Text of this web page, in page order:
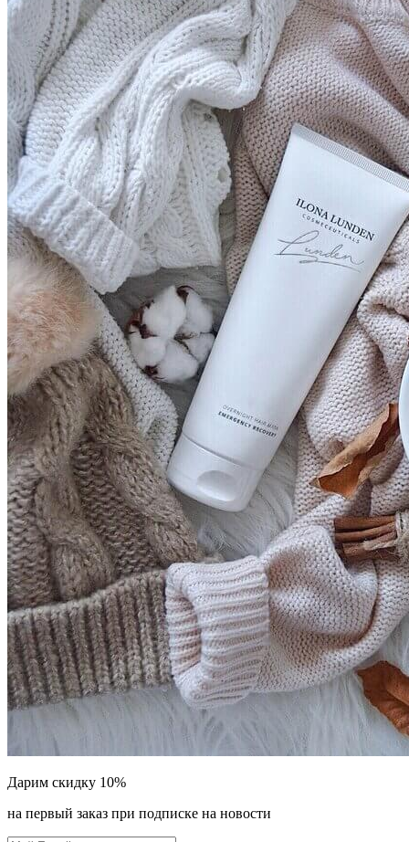
Дарим скидку 10%
на первый заказ при подписке на новости